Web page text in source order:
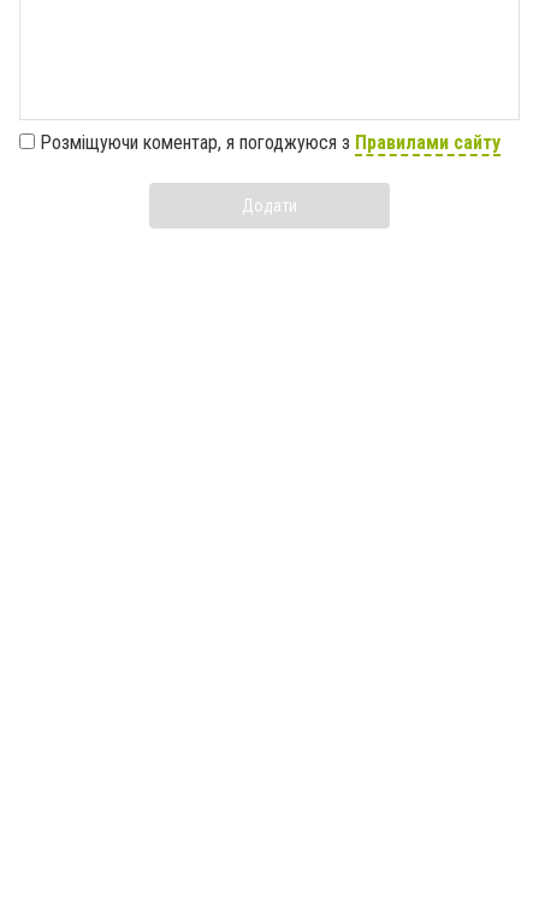
Розміщуючи коментар, я погоджуюся з Правилами сайту
Додати